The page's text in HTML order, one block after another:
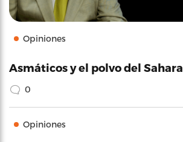
Opiniones
Asmáticos y el polvo del Sahara
0
Opiniones